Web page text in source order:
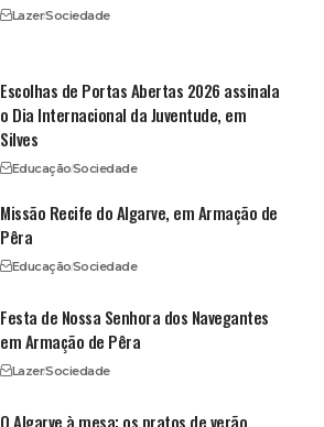
LazerSociedade
Escolhas de Portas Abertas 2026 assinala
o Dia Internacional da Juventude, em
Silves
EducaçãoSociedade
Missão Recife do Algarve, em Armação de
Pêra
EducaçãoSociedade
Festa de Nossa Senhora dos Navegantes
em Armação de Pêra
LazerSociedade
O Algarve à mesa; os pratos de verão